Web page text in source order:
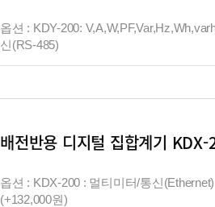
옵션 : KDY-200:
신(RS-485)
배전반용 디지털 집합계기
옵션 : KDX-200 : 멀티미터/통신(Ethernet)
(+132,000원)